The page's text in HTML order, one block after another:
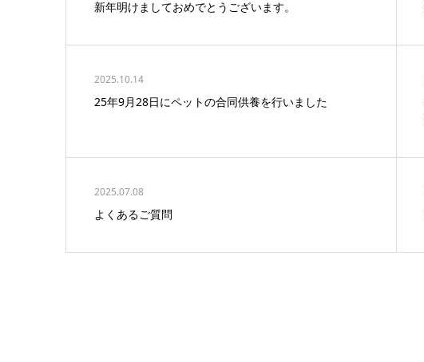
新年明けましておめでとうございます。
2025.10.14
25年9月28日にペットの合同供養を行いました
2025.07.08
よくあるご質問